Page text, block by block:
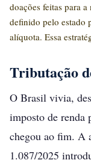
doações feitas para
definido pelo estado
alíquota. Essa
Tributação
O Brasil vivia,
imposto de renda
chegou ao fim. A
1.087/2025